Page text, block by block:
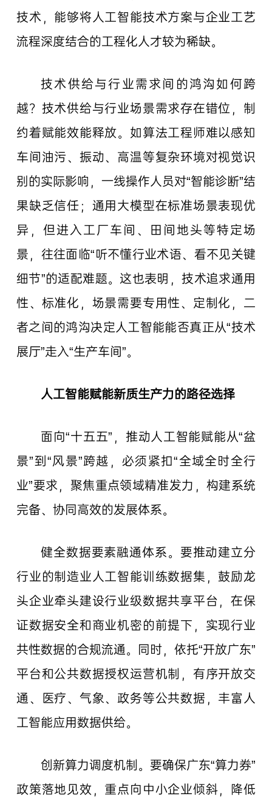
技术，能够将人工智能技术方案与企业工艺
流程深度结合的工程化人才较为稀缺。
技术供给与行业需求间的鸿沟如何跨
越？技术供给与行业场景需求存在错位，制
约着赋能效能释放。如算法工程师难以感知
车间油污、振动、高温等复杂环境对视觉识
别的实际影响，一线操作人员对“智能诊断”结
果缺乏信任；通用大模型在标准场景表现优
异，但进入工厂车间、田间地头等特定场
景，往往面临“听不懂行业术语、看不见关键
细节”的适配难题。这也表明，技术追求通用
性、标准化，场景需要专用性、定制化，二
者之间的鸿沟决定人工智能能否真正从“技术
展厅”走入“生产车间”。
人工智能赋能新质生产力的路径选择
面向“十五五”，推动人工智能赋能从“盆
景”到“风景”跨越，必须紧扣“全域全时全行
业”要求，聚焦重点领域精准发力，构建系统
完备、协同高效的发展体系。
健全数据要素融通体系。要推动建立分
行业的制造业人工智能训练数据集，鼓励龙
头企业牵头建设行业级数据共享平台，在保
证数据安全和商业机密的前提下，实现行业
共性数据的合规流通。同时，依托“开放广东”
平台和公共数据授权运营机制，有序开放交
通、医疗、气象、政务等公共数据，丰富人
工智能应用数据供给。
创新算力调度机制。要确保广东“算力券”
政策落地见效，重点向中小企业倾斜，降低